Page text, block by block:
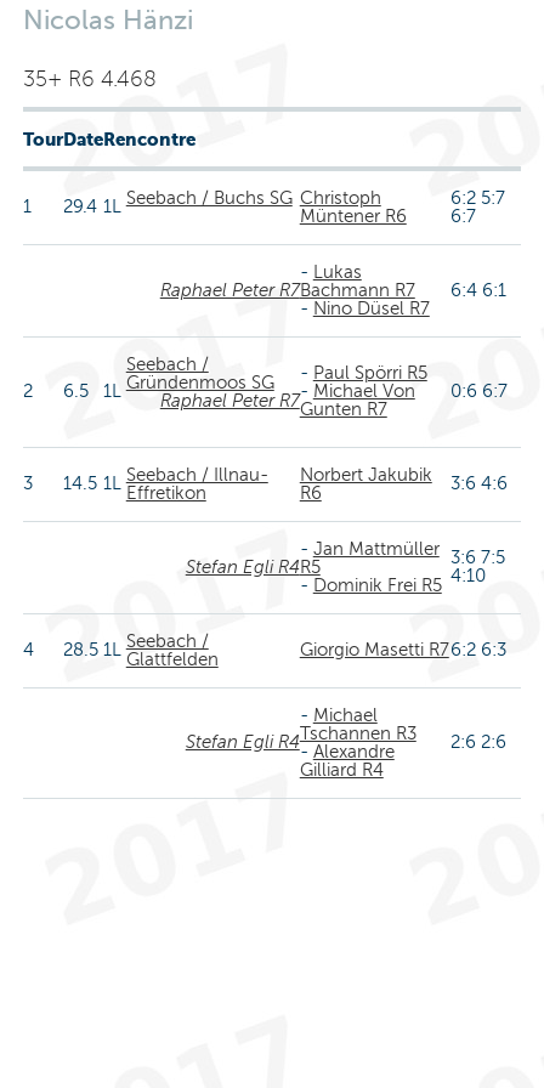
Nicolas Hänzi
35+ R6 4.468
TourDateRencontre
1 29.4 1LSeebach / Buchs SG Christoph
Müntener R6
6:2 5:7
6:7
Raphael Peter R7
-
Lukas
Bachmann R7
- Nino Düsel R7
6:4 6:1
2 6.5 1L
Seebach /
Gründenmoos SG
Raphael Peter R7
- Paul Spörri R5
- Michael Von
Gunten R7
0:6 6:7
3 14.5 1LSeebach / Illnau-
Effretikon
Norbert Jakubik
R6
3:6 4:6
Stefan Egli R4
- Jan Mattmüller
R5
- Dominik Frei R5
3:6 7:5
4:10
4 28.5 1LSeebach /
Glattfelden
Giorgio Masetti R76:2 6:3
Stefan Egli R4
- Michael
Tschannen R3
- Alexandre
Gilliard R4
2:6 2:6